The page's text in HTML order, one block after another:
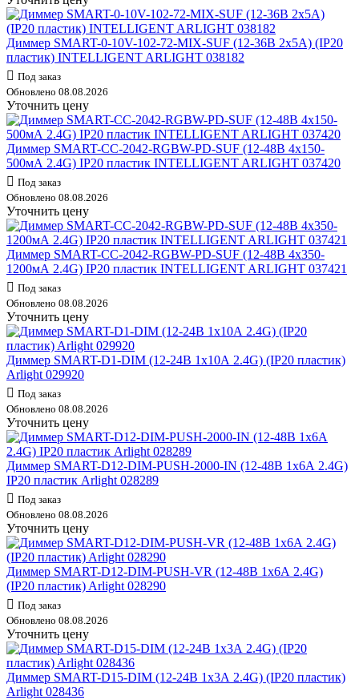
Диммер SMART-0-10V-102-72-MIX-SUF (12-36В 2х5А) (IP20
пластик) INTELLIGENT ARLIGHT 038182
Под заказ
Обновлено 08.08.2026
Уточнить цену
Диммер SMART-CC-2042-RGBW-PD-SUF (12-48В 4х150-
500мА 2.4G) IP20 пластик INTELLIGENT ARLIGHT 037420
Под заказ
Обновлено 08.08.2026
Уточнить цену
Диммер SMART-CC-2042-RGBW-PD-SUF (12-48В 4х350-
1200мА 2.4G) IP20 пластик INTELLIGENT ARLIGHT 037421
Под заказ
Обновлено 08.08.2026
Уточнить цену
Диммер SMART-D1-DIM (12-24В 1х10А 2.4G) (IP20 пластик)
Arlight 029920
Под заказ
Обновлено 08.08.2026
Уточнить цену
Диммер SMART-D12-DIM-PUSH-2000-IN (12-48В 1х6А 2.4G)
IP20 пластик Arlight 028289
Под заказ
Обновлено 08.08.2026
Уточнить цену
Диммер SMART-D12-DIM-PUSH-VR (12-48В 1х6А 2.4G)
(IP20 пластик) Arlight 028290
Под заказ
Обновлено 08.08.2026
Уточнить цену
Диммер SMART-D15-DIM (12-24В 1х3А 2.4G) (IP20 пластик)
Arlight 028436